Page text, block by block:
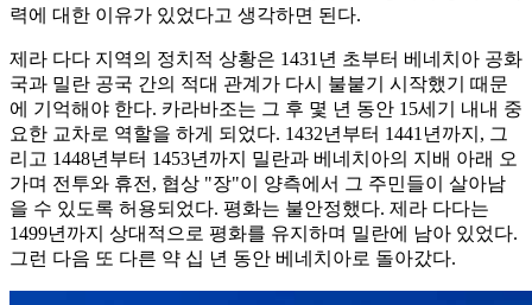
력에 대한 이유가 있었다고 생각하면 된다.
제라 다다 지역의 정치적 상황은 1431년 초부터 베네치아 공화
국과 밀란 공국 간의 적대 관계가 다시 불붙기 시작했기 때문
에 기억해야 한다. 카라바조는 그 후 몇 년 동안 15세기 내내 중
요한 교차로 역할을 하게 되었다. 1432년부터 1441년까지, 그
리고 1448년부터 1453년까지 밀란과 베네치아의 지배 아래 오
가며 전투와 휴전, 협상 "장"이 양측에서 그 주민들이 살아남
을 수 있도록 허용되었다. 평화는 불안정했다. 제라 다다는
1499년까지 상대적으로 평화를 유지하며 밀란에 남아 있었다.
그런 다음 또 다른 약 십 년 동안 베네치아로 돌아갔다.